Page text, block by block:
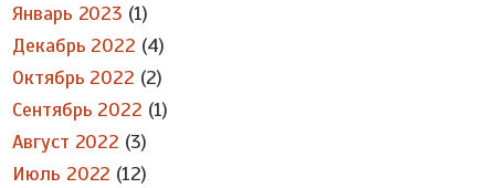
Январь 2023 (1)
Декабрь 2022 (4)
Октябрь 2022 (2)
Сентябрь 2022 (1)
Август 2022 (3)
Июль 2022 (12)